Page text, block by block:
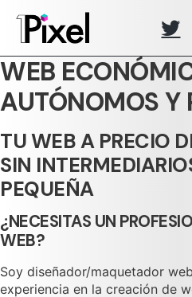
WEB
AUTÓNOMOS Y
TU WEB A PRECIO
SIN
PEQUEÑA
¿NECESITAS UN
WEB?
Soy diseñador/maquetador
experiencia en la creación de